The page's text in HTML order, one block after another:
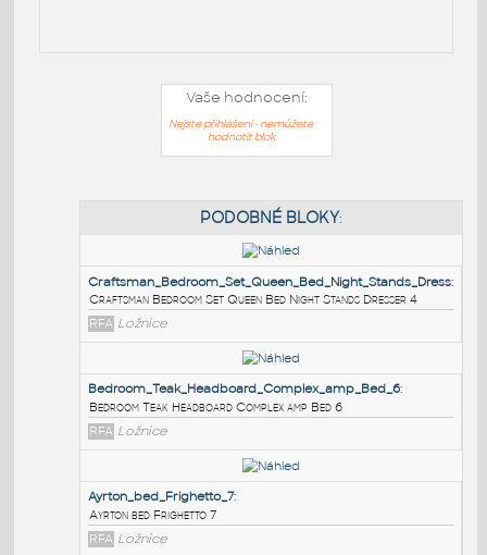
Vaše hodnocení:
Nejste přihlášeni - nemůžete
hodnotit blok
PODOBNÉ BLOKY:
Craftsman Bedroom Set Queen Bed Night Stands Dresser
RFA Ložnice